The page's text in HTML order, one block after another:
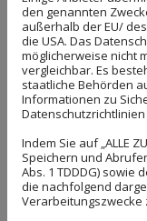
Armaturen für
Ihr
virtuell
Unter dem
den genannten
außerhalb der EU/
die USA. Das
möglicherweise nicht
vergleichbar. Es
staatliche Behörden
Informationen zu
Indem Sie auf „ALLE
Speichern und
Abs. 1 TDDDG)
die nachfolgend
Verarbeitungszwecke